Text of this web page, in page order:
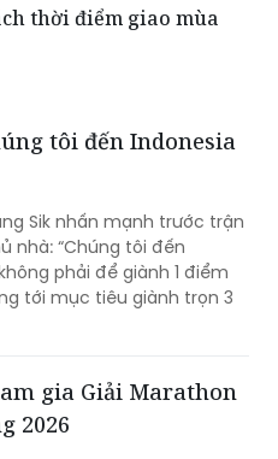
thời điểm giao mùa
tôi đến Indonesia
Sik nhấn mạnh trước trận
nhà: “Chúng tôi đến
phải để giành 1 điểm
tới mục tiêu giành trọn 3
gia Giải Marathon
2026